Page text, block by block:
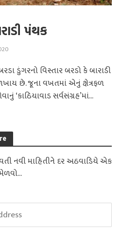
પંથક
ડુંગરનો વિસ્તાર બરડો કે બારાડી
છે. જૂના વખતમાં એનું ક્ષેત્રફળ
‘કાઠિયાવાડ સર્વસંગ્રહ’માં...
નવી માહિતીને દર અઠવાડિયે એક